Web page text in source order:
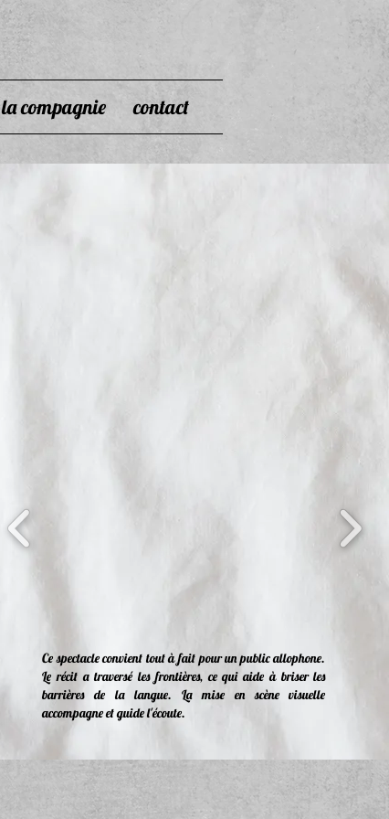
la compagnie contact
Ce spectacle convient tout à fait pour un public allophone.
Le récit a traversé les frontières, ce qui aide à briser les
barrières de la langue. La mise en scène visuelle
accompagne et guide l'écoute.